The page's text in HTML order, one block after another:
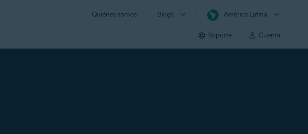
Quiénes somos Blogs América Latina
Soporte Cuenta